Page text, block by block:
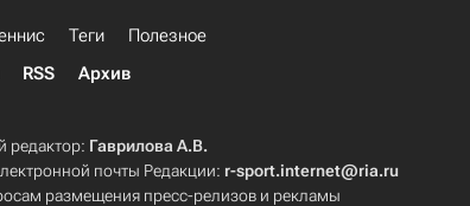
Теги
Полезное
RSS Архив
редактор: Гаврилова А.В.
почты Редакции: r-sport.internet@ria.ru
размещения пресс-релизов и рекламы